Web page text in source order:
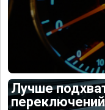
Лучше